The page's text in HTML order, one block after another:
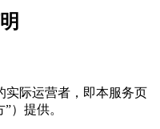
实际运营者，即本服务页
）提供。